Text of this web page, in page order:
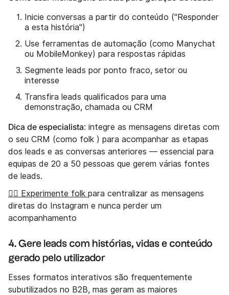
Inicie conversas a partir do conteúdo ("Responder
a esta história")
Use ferramentas de automação (como Manychat
ou MobileMonkey) para respostas rápidas
Segmente leads por ponto fraco, setor ou
interesse
Transfira leads qualificados para uma
demonstração, chamada ou CRM
Dica de especialista: integre as mensagens diretas com
o seu CRM (como folk ) para acompanhar as etapas
dos leads e as conversas anteriores — essencial para
equipas de 20 a 50 pessoas que gerem várias fontes
de leads.
👉🏼 Experimente folk para centralizar as mensagens
diretas do Instagram e nunca perder um
acompanhamento
4. Gere leads com histórias, vidas e conteúdo
gerado pelo utilizador
Esses formatos interativos são frequentemente
subutilizados no B2B, mas geram as maiores